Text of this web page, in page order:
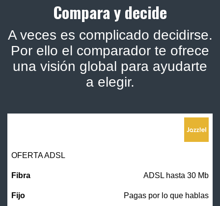
Compara y decide
A veces es complicado decidirse.
Por ello el comparador te ofrece
una visión global para ayudarte
a elegir.
OFERTA ADSL
ADSL hasta 30 Mb
Pagas por lo que hablas